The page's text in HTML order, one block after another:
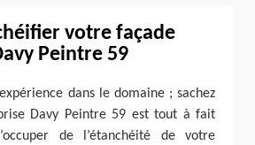
votre façade
Peintre 59
dans le domaine ; sachez
Davy Peintre 59 est tout à fait
de l’étanchéité de votre